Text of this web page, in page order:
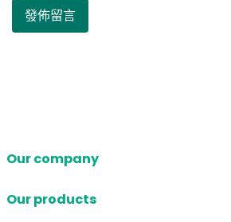
Our company
Our products